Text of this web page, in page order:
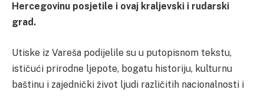
Hercegovinu posjetile i ovaj kraljevski i rudarski
grad.
Utiske iz Vareša podijelile su u putopisnom tekstu,
ističući prirodne ljepote, bogatu historiju, kulturnu
baštinu i zajednički život ljudi različitih nacionalnosti i